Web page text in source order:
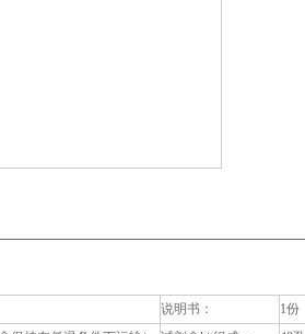
说明书：
1份